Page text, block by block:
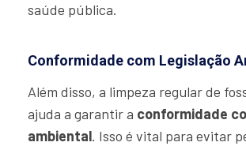
saúde pública.
Conformidade com Legislação
Além disso, a limpeza regular de
ajuda a garantir a conformidade
ambiental. Isso é vital para evitar